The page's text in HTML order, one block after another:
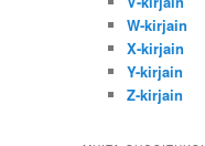
W-kirjain
X-kirjain
Y-kirjain
Z-kirjain